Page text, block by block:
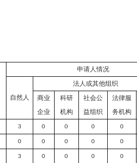
申请人情况
自然人
法人或其他组织
商业
企业
科研
机构
社会公
益组织
法律服
务机构
3 0 0 0 0
0 0 0 0 0
3 0 0 0 0